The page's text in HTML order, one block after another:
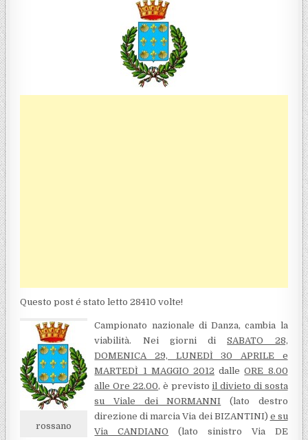
Questo post é stato letto 28410 volte!
rossano
Campionato nazionale di Danza, cambia la
viabilità. Nei giorni diSABATO 28,
DOMENICA 29, LUNEDÌ 30 APRILE e
MARTEDÌ 1 MAGGIO 2012 dalleORE 8.00
alle Ore 22.00, è previstoil divieto di sosta
su Viale dei NORMANNI (lato destro
direzione di marcia Via dei BIZANTINI) e su
Via CANDIANO (lato sinistro Via DE